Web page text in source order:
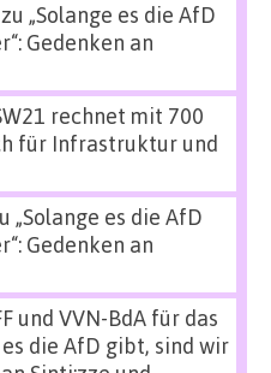
zu „Solange es die AfD
Gedenken an
rechnet mit 700
für Infrastruktur und
„Solange es die AfD
Gedenken an
und VVN-BdA für das
es die AfD gibt, sind wir